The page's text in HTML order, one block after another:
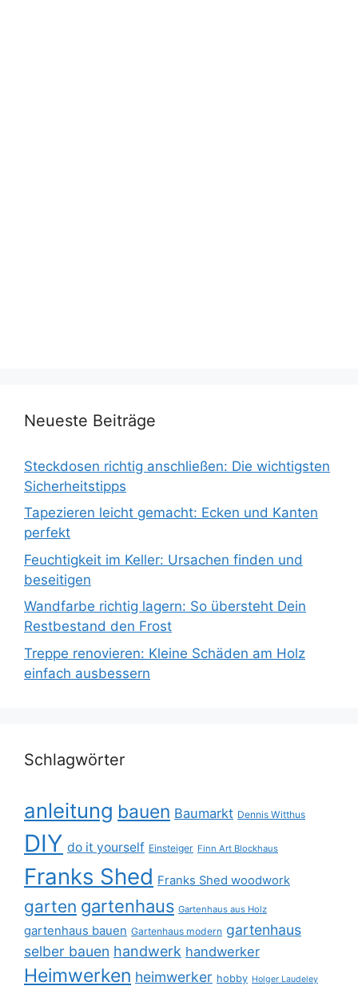
Neueste Beiträge
Steckdosen richtig anschließen: Die wichtigsten
Sicherheitstipps
Tapezieren leicht gemacht: Ecken und Kanten
perfekt
Feuchtigkeit im Keller: Ursachen finden und
beseitigen
Wandfarbe richtig lagern: So übersteht Dein
Restbestand den Frost
Treppe renovieren: Kleine Schäden am Holz
einfach ausbessern
Schlagwörter
anleitung bauen Baumarkt Dennis Witthus
DIY do it yourself Einsteiger Finn Art Blockhaus
Franks Shed Franks Shed woodwork
garten gartenhaus Gartenhaus aus Holz
gartenhaus bauen Gartenhaus modern gartenhaus
selber bauen handwerk handwerker
Heimwerken heimwerker hobby Holger Laudeley